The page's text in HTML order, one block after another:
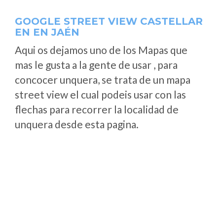
GOOGLE STREET VIEW CASTELLAR
EN EN JAÉN
Aqui os dejamos uno de los Mapas que
mas le gusta a la gente de usar , para
concocer unquera, se trata de un mapa
street view el cual podeis usar con las
flechas para recorrer la localidad de
unquera desde esta pagina.